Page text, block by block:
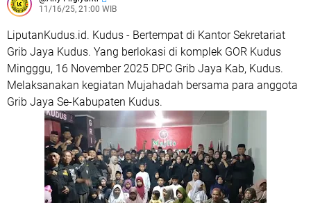
11/16/25, 21:00 WIB
LiputanKudus.id. Kudus - Bertempat di Kantor Sekretariat
Grib Jaya Kudus. Yang berlokasi di komplek GOR Kudus
Mingggu, 16 November 2025 DPC Grib Jaya Kab, Kudus.
Melaksanakan kegiatan Mujahadah bersama para anggota
Grib Jaya Se-Kabupaten Kudus.